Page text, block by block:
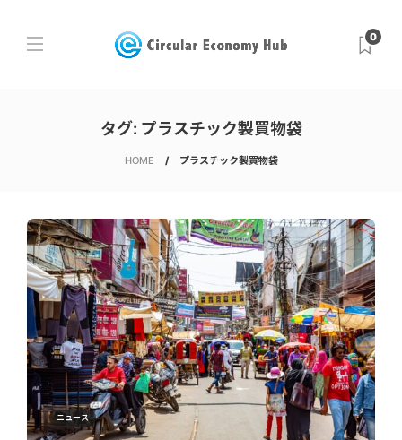
0
タグ: プラスチック製買物袋
HOME プラスチック製買物袋
ニュース